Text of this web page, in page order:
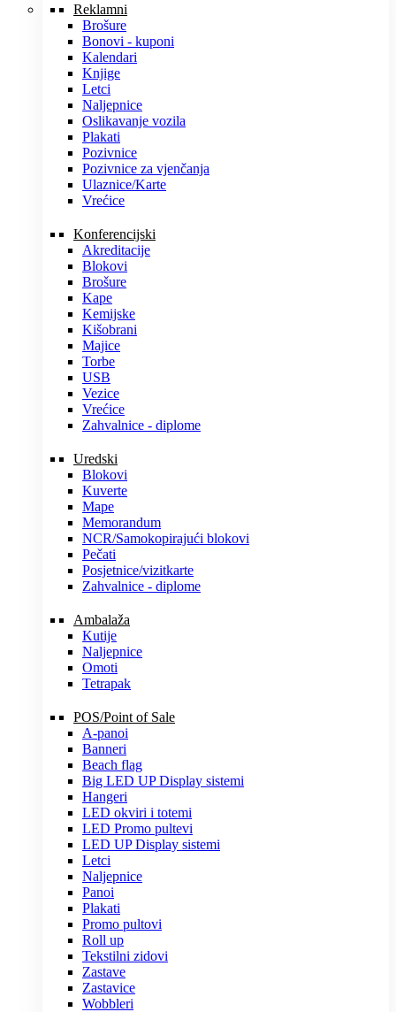
Reklamni
Brošure
Bonovi - kuponi
Kalendari
Knjige
Letci
Naljepnice
Oslikavanje vozila
Plakati
Pozivnice
Pozivnice za vjenčanja
Ulaznice/Karte
Vrećice
Konferencijski
Akreditacije
Blokovi
Brošure
Kape
Kemijske
Kišobrani
Majice
Torbe
USB
Vezice
Vrećice
Zahvalnice - diplome
Uredski
Blokovi
Kuverte
Mape
Memorandum
NCR/Samokopirajući blokovi
Pečati
Posjetnice/vizitkarte
Zahvalnice - diplome
Ambalaža
Kutije
Naljepnice
Omoti
Tetrapak
POS/Point of Sale
A-panoi
Banneri
Beach flag
Big LED UP Display sistemi
Hangeri
LED okviri i totemi
LED Promo pultevi
LED UP Display sistemi
Letci
Naljepnice
Panoi
Plakati
Promo pultovi
Roll up
Tekstilni zidovi
Zastave
Zastavice
Wobbleri